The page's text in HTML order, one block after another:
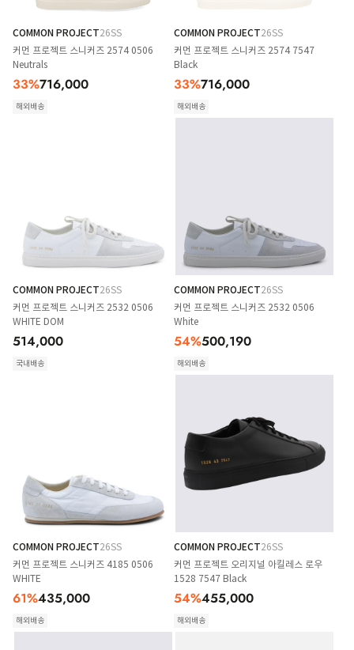
COMMON PROJECT26SS
커먼 프로젝트 스니커즈 2574 0506
Neutrals
33%716,000
해외배송
COMMON PROJECT26SS
커먼 프로젝트 스니커즈 2574 7547
Black
33%716,000
해외배송
COMMON PROJECT26SS
커먼 프로젝트 스니커즈 2532 0506
WHITE DOM
514,000
국내배송
COMMON PROJECT26SS
커먼 프로젝트 스니커즈 2532 0506
White
54%500,190
해외배송
COMMON PROJECT26SS
커먼 프로젝트 스니커즈 4185 0506
WHITE
61%435,000
해외배송
COMMON PROJECT26SS
커먼 프로젝트 오리지널 아킬레스 로우
1528 7547 Black
54%455,000
해외배송